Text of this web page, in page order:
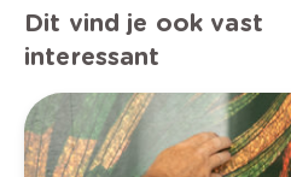
Dit vind je ook vast
interessant